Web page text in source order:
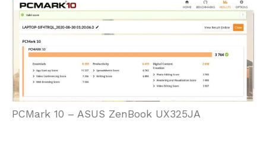
PCMark 10 – ASUS ZenBook UX325JA